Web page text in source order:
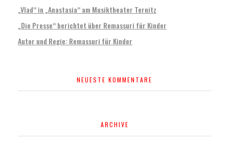
„Vlad“ in „Anastasia“ am Musiktheater Ternitz
„Die Presse“ berichtet über Remassuri für Kinder
Autor und Regie: Remassuri für Kinder
NEUESTE KOMMENTARE
ARCHIVE